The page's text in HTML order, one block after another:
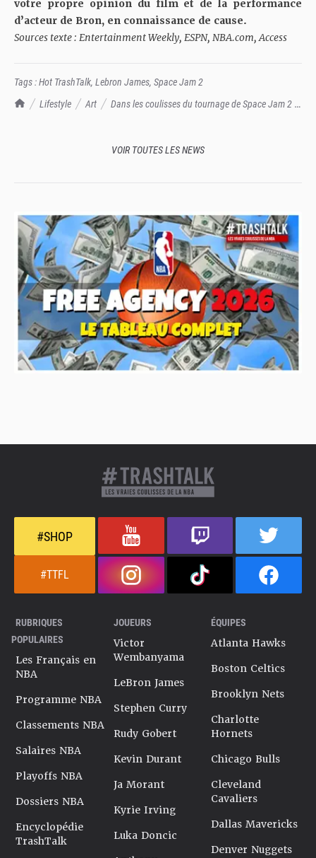
TrashTalk Actu NBA
Lifestyle Art
Dans les coulisses du tournage de Space Jam 2 :
votre propre opinion du film et de la performance
d’acteur de Bron, en connaissance de cause.
Sources texte : Entertainment Weekly, ESPN, NBA.com, Access
Tags :Hot TrashTalk, Lebron James, Space Jam 2
VOIR TOUTES LES NEWS
#SHOP
#TTFL
RUBRIQUES
POPULAIRES
Les Français en
NBA
Programme NBA
Classements NBA
Salaires NBA
Playoffs NBA
Dossiers NBA
Encyclopédie
TrashTalk
JOUEURS
Victor
Wembanyama
LeBron James
Stephen Curry
Rudy Gobert
Kevin Durant
Ja Morant
Kyrie Irving
Luka Doncic
ÉQUIPES
Atlanta Hawks
Boston Celtics
Brooklyn Nets
Charlotte
Hornets
Chicago Bulls
Cleveland
Cavaliers
Dallas Mavericks
Denver Nuggets